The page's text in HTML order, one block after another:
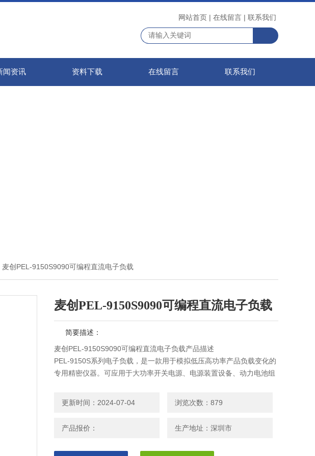
网站首页 | 在线留言 | 联系我们
闻资讯 资料下载 在线留言 联系我们
麦创PEL-9150S9090可编程直流电子负载
麦创PEL-9150S9090可编程直流电子负载
简要描述：
麦创PEL-9150S9090可编程直流电子负载产品描述
PEL-9150S系列电子负载，是一款用于模拟低压高功率产品负载变化的
专用精密仪器。可应用于大功率开关电源、电源装置设备、动力电池组
源及电子产品，提供了完整的解 决方案。
更新时间：2024-07-04 浏览次数：879
产品报价： 生产地址：深圳市